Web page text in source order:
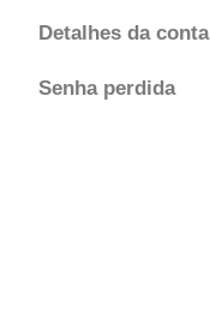
Detalhes da conta
Senha perdida